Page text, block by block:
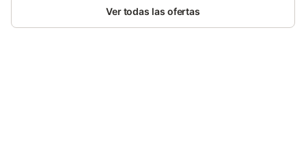
court, free private parking and free WiFi.
Ver todas las ofertas